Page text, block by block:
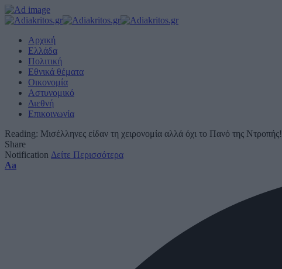
Αρχική
Ελλάδα
Πολιτική
Εθνικά θέματα
Οικονομία
Αστυνομικό
Διεθνή
Επικοινωνία
Reading: Μισέλληνες είδαν τη χειρονομία αλλά όχι το Πανό της Ντροπής!
Share
Notification Δείτε Περισσότερα
Font
Aa